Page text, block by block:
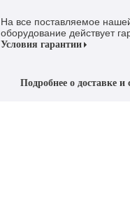
На все поставляемое
оборудование действует
Условия гарантии
Подробнее о доставке и